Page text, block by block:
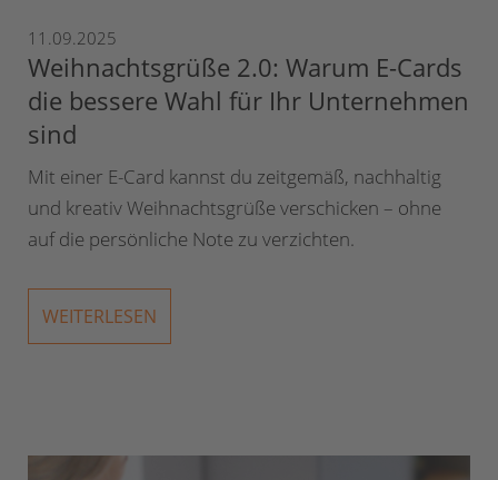
11.09.2025
Weihnachtsgrüße 2.0: Warum E-Cards
die bessere Wahl für Ihr Unternehmen
sind
Mit einer E-Card kannst du zeitgemäß, nachhaltig
und kreativ Weihnachtsgrüße verschicken – ohne
auf die persönliche Note zu verzichten.
WEITERLESEN